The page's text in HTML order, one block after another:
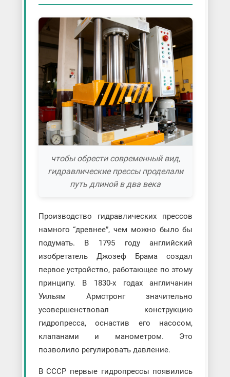
чтобы обрести современный вид,
гидравлические прессы проделали
путь длиной в два века
Производство гидравлических прессов
намного “древнее”, чем можно было бы
подумать. В 1795 году английский
изобретатель Джозеф Брама создал
первое устройство, работающее по этому
принципу. В 1830-х годах англичанин
Уильям Армстронг значительно
усовершенствовал конструкцию
гидропресса, оснастив его насосом,
клапанами и манометром. Это
позволило регулировать давление.
В СССР первые гидропрессы появились